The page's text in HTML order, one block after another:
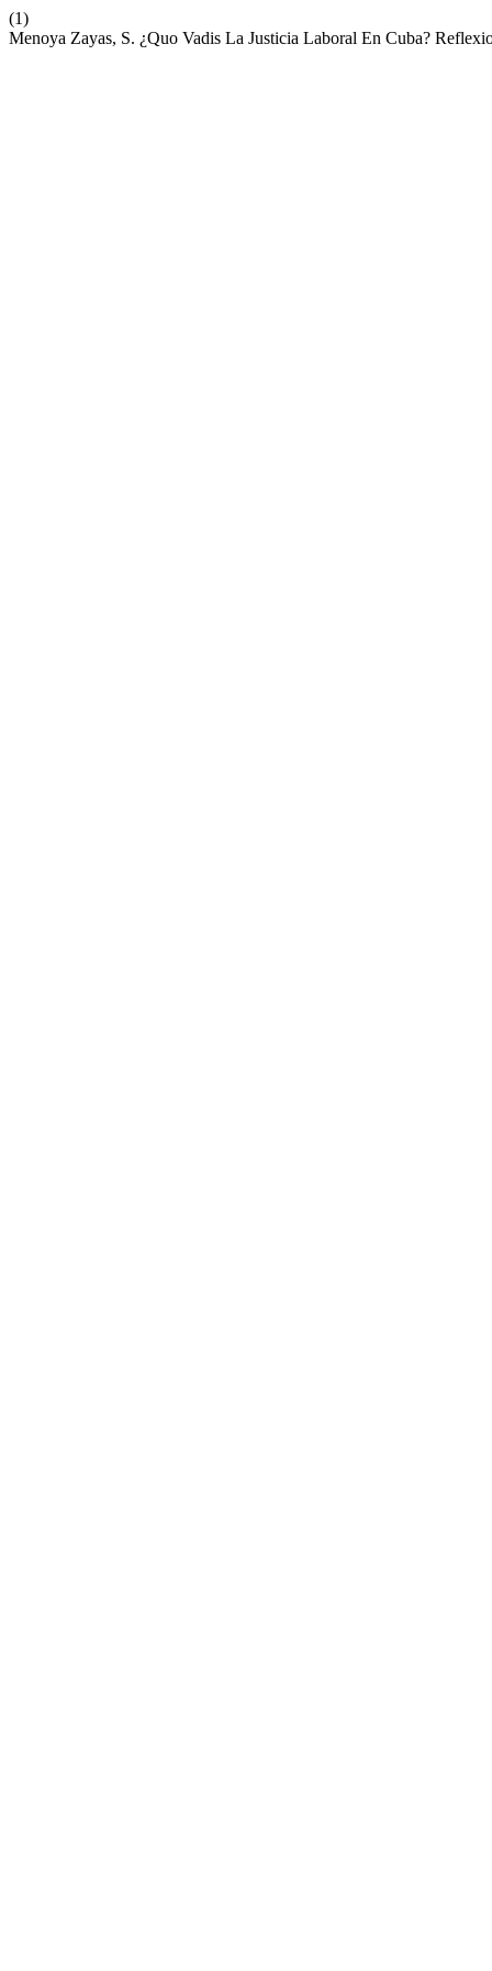
(1)
Menoya Zayas, S. ¿Quo Vadis La Justicia Laboral En Cuba?